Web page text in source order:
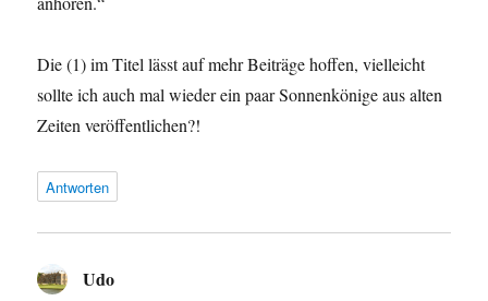
Die (1) im Titel lässt auf mehr Beiträge hoffen, vielleicht
sollte ich auch mal wieder ein paar Sonnenkönige aus alten
Zeiten veröffentlichen?!
Antworten
Udo